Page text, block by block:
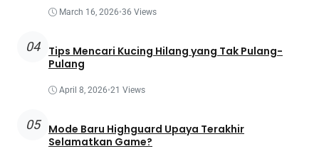
March 16, 2026•36 Views
04
Tips Mencari Kucing Hilang yang Tak Pulang-
Pulang
April 8, 2026•21 Views
05
Mode Baru Highguard Upaya Terakhir
Selamatkan Game?